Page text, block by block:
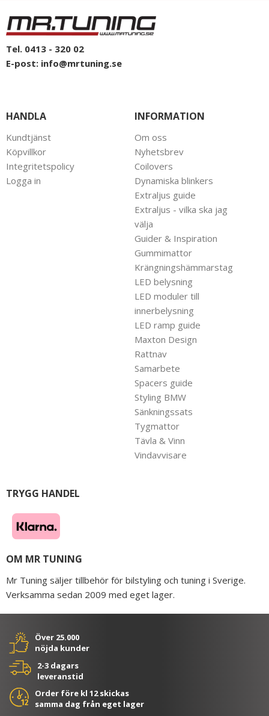
Tel. 0413 - 320 02
E-post: info@mrtuning.se
HANDLA
Kundtjänst
Köpvillkor
Integritetspolicy
Logga in
INFORMATION
Om oss
Nyhetsbrev
Coilovers
Dynamiska blinkers
Extraljus guide
Extraljus - vilka ska jag
välja
Guider & Inspiration
Gummimattor
Krängningshämmarstag
LED belysning
LED moduler till
innerbelysning
LED ramp guide
Maxton Design
Rattnav
Samarbete
Spacers guide
Styling BMW
Sänkningssats
Tygmattor
Tävla & Vinn
Vindavvisare
TRYGG HANDEL
OM MR TUNING
Mr Tuning säljer tillbehör för bilstyling och tuning i Sverige.
Verksamma sedan 2009 med eget lager.
Över 25.000
nöjda kunder
2-3 dagars
leveranstid
Order före kl 12 skickas
samma dag från eget lager